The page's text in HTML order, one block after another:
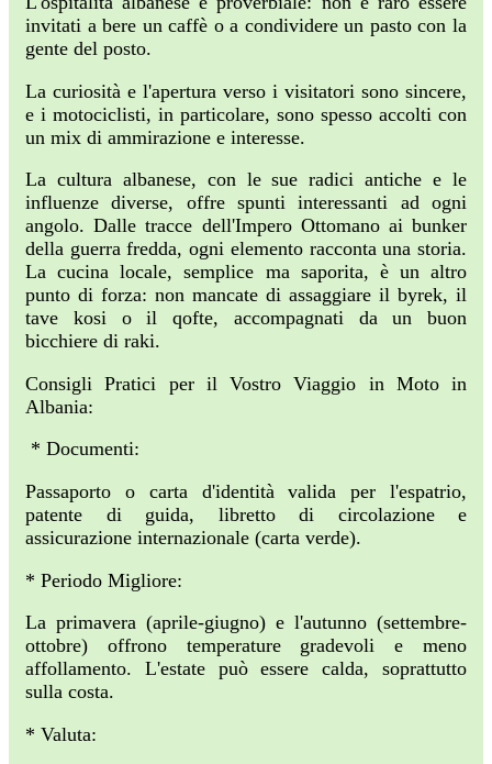
invitati a bere un caffè o a condividere un pasto con la
gente del posto.
La curiosità e l'apertura verso i visitatori sono sincere,
e i motociclisti, in particolare, sono spesso accolti con
un mix di ammirazione e interesse.
La cultura albanese, con le sue radici antiche e le
influenze diverse, offre spunti interessanti ad ogni
angolo. Dalle tracce dell'Impero Ottomano ai bunker
della guerra fredda, ogni elemento racconta una storia.
La cucina locale, semplice ma saporita, è un altro
punto di forza: non mancate di assaggiare il byrek, il
tave kosi o il qofte, accompagnati da un buon
bicchiere di raki.
Consigli Pratici per il Vostro Viaggio in Moto in
Albania:
* Documenti:
Passaporto o carta d'identità valida per l'espatrio,
patente di guida, libretto di circolazione e
assicurazione internazionale (carta verde).
* Periodo Migliore:
La primavera (aprile-giugno) e l'autunno (settembre-
ottobre) offrono temperature gradevoli e meno
affollamento. L'estate può essere calda, soprattutto
sulla costa.
* Valuta: